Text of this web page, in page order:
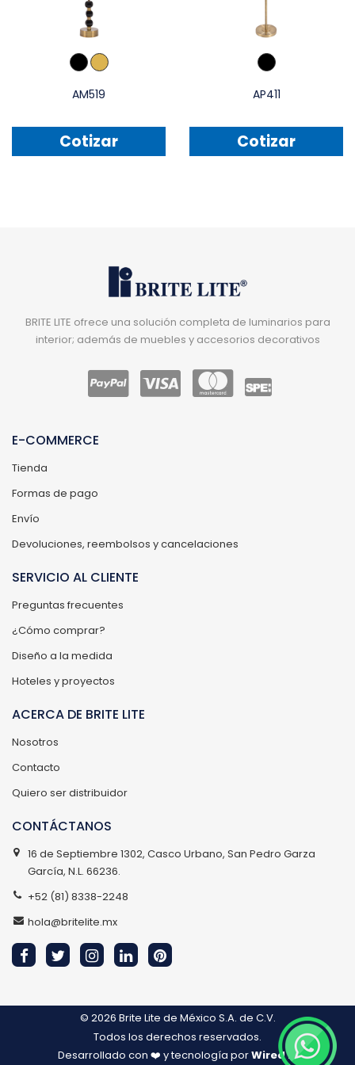
AM519
Cotizar
AP411
Cotizar
BRITE LITE ofrece una solución completa de luminarios para
interior; además de muebles y accesorios decorativos
E-COMMERCE
Tienda
Formas de pago
Envío
Devoluciones, reembolsos y cancelaciones
SERVICIO AL CLIENTE
Preguntas frecuentes
¿Cómo comprar?
Diseño a la medida
Hoteles y proyectos
ACERCA DE BRITE LITE
Nosotros
Contacto
Quiero ser distribuidor
CONTÁCTANOS
16 de Septiembre 1302, Casco Urbano, San Pedro Garza
García, N.L. 66236.
+52 (81) 8338-2248
hola@britelite.mx
© 2026 Brite Lite de México S.A. de C.V.
Todos los derechos reservados.
Desarrollado con ❤️ y tecnología porWired IT